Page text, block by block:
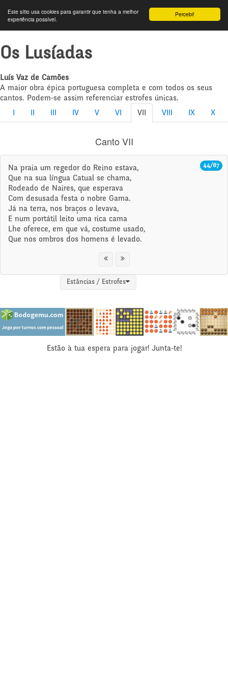
Percebi!
Este sítio usa cookies para garantir que tenha a melhor
experiência possível.
Os Lusíadas
Luís Vaz de Camões
A maior obra épica portuguesa completa e com todos os seus
cantos. Podem-se assim referenciar estrofes únicas.
IV V VI VII VIII IX X
Canto VII
44/87
Na praia um regedor do Reino estava,
Que na sua língua Catual se chama,
Rodeado de Naires, que esperava
Com desusada festa o nobre Gama.
Já na terra, nos braços o levava,
E num portátil leito uma rica cama
Lhe oferece, em que vá, costume usado,
Que nos ombros dos homens é levado.
Estâncias / Estrofes
Estão à tua espera para jogar! Junta-te!